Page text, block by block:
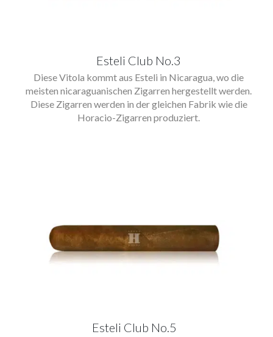
Esteli Club No.3
Diese Vitola kommt aus Esteli in Nicaragua, wo die
meisten nicaraguanischen Zigarren hergestellt werden.
Diese Zigarren werden in der gleichen Fabrik wie die
Horacio-Zigarren produziert.
Esteli Club No.5